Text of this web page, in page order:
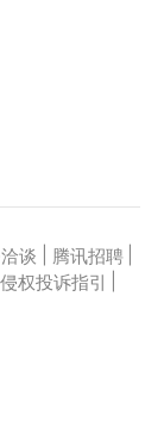
谈 腾讯招聘
侵权投诉指引